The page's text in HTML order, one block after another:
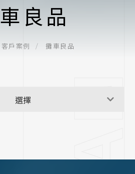
攤車良品
客戶案例 攤車良品
選擇